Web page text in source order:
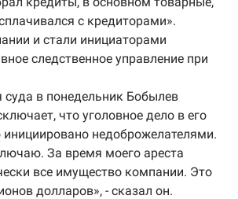
с кредиторами».
и стали инициаторами
следственное управление при
суда в понедельник Бобылев
что уголовное дело в его
недоброжелателями.
За время моего ареста
все имущество компании. Это
долларов», - сказал он.